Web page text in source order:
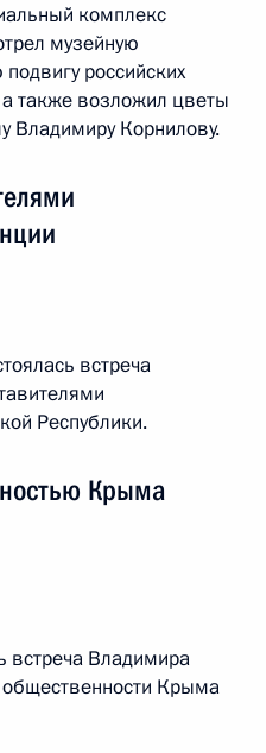
комплекс
музейную
российских
также возложил цветы
Владимиру Корнилову.
встреча
Республики.
Крыма
встреча Владимира
общественности Крыма